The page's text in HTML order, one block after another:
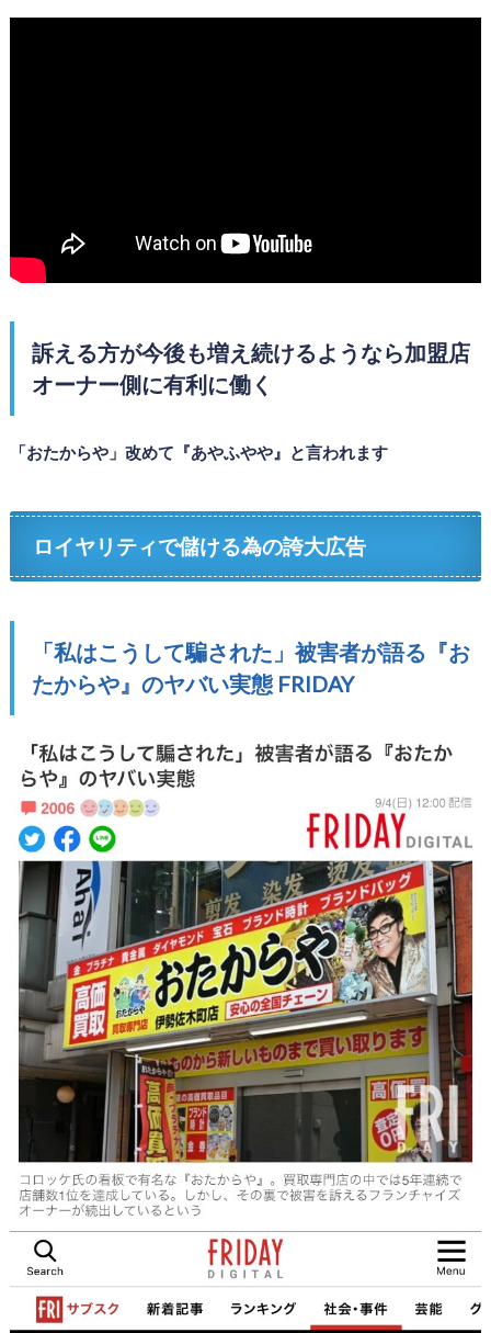
訴える方が今後も増え続けるようなら加盟店
オーナー側に有利に働く
「おたからや」改めて『あやふやや』と言われます
ロイヤリティで儲ける為の誇大広告
「私はこうして騙された」被害者が語る『お
たからや』のヤバい実態 FRIDAY